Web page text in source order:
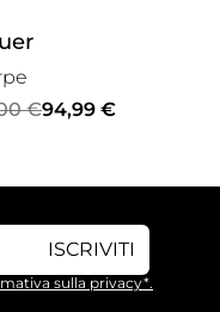
€94,99 €
ISCRIVITI
sulla privacy*.